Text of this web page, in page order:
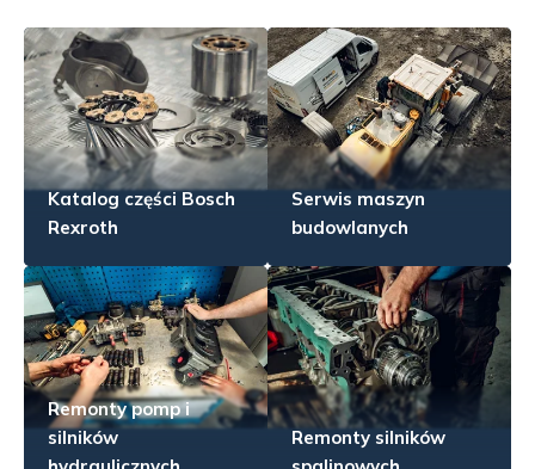
Katalog części Bosch
Rexroth
Serwis maszyn
budowlanych
Remonty pomp i
silników
Remonty silników